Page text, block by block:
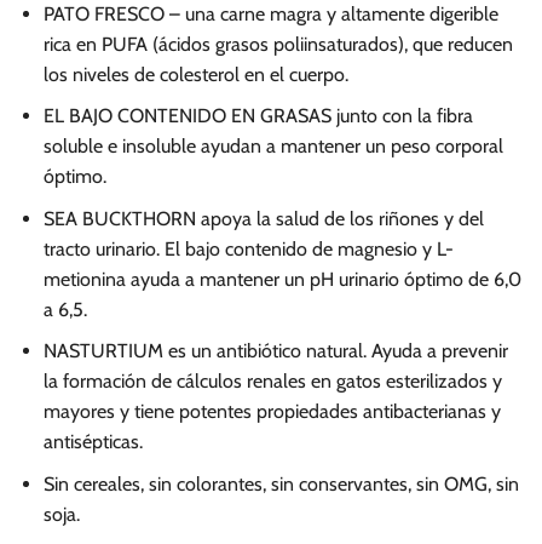
S/.
96.00
hasta
S/.
276.00
PATO FRESCO – una carne magra y altamente digerible
rica en PUFA (ácidos grasos poliinsaturados), que reducen
los niveles de colesterol en el cuerpo.
EL BAJO CONTENIDO EN GRASAS junto con la fibra
soluble e insoluble ayudan a mantener un peso corporal
óptimo.
SEA BUCKTHORN apoya la salud de los riñones y del
tracto urinario. El bajo contenido de magnesio y L-
metionina ayuda a mantener un pH urinario óptimo de 6,0
a 6,5.
NASTURTIUM es un antibiótico natural. Ayuda a prevenir
la formación de cálculos renales en gatos esterilizados y
mayores y tiene potentes propiedades antibacterianas y
antisépticas.
Sin cereales, sin colorantes, sin conservantes, sin OMG, sin
soja.